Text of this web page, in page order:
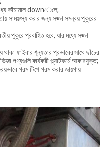
কাঁচামাল downেলে;
সামঞ্জস্য করার জন্য সজ্জা সমন্বয় পুকুরের
পুকুরে প্রবাহিত হবে, যার মধ্যে সজ্জা
থাকা ফাইবার শূন্যতার প্রভাবের সাথে ছাঁচের
পণ্যগুলি কার্যকরী প্ল্যাটফর্মে আকারযুক্ত;
গরম টিপে গরম করার জায়গায়